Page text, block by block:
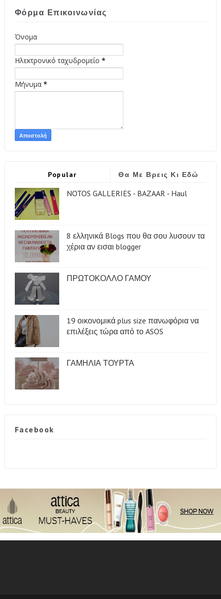
Φόρμα Επικοινωνίας
Όνομα
Ηλεκτρονικό ταχυδρομείο *
Μήνυμα *
Popular Θα Με Βρεις Κι Εδώ
NOTOS GALLERIES - BAZAAR - Haul
8 ελληνικά Blogs που θα σου λυσουν τα
χέρια αν εισαι blogger
ΠΡΩΤΟΚΟΛΛΟ ΓΑΜΟΥ
19 οικονομικά plus size πανωφόρια να
επιλέξεις τώρα από το ASOS
ΓΑΜΗΛΙΑ ΤΟΥΡΤΑ
Facebook